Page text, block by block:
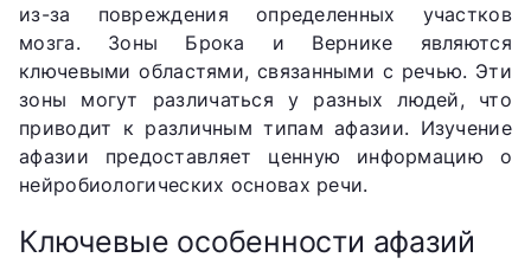
из-за повреждения определенных участков
мозга. Зоны Брока и Вернике являются
ключевыми областями, связанными с речью. Эти
зоны могут различаться у разных людей, что
приводит к различным типам афазии. Изучение
афазии предоставляет ценную информацию о
нейробиологических основах речи.
Ключевые особенности афазий